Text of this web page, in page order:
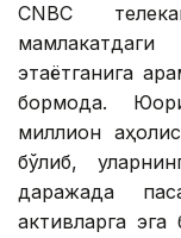
CNBC
этаётганига
бормоқда.
миллион
бўлиб,
даражада
активларга эга